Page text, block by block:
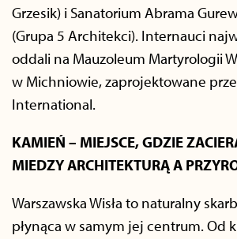
Grzesik) i Sanatorium Abrama
(Grupa 5 Architekci). Internauci
oddali na Mauzoleum Martyrologii
w Michniowie, zaprojektowane
International.
KAMIEŃ – MIEJSCE, GDZIE
MIEDZY ARCHITEKTURĄ A
Warszawska Wisła to naturalny
płynąca w samym jej centrum. Od